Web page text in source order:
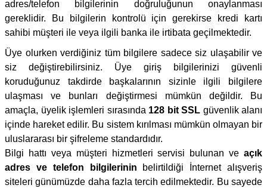
adres/telefon bilgilerinin doğruluğunun onaylanması
gereklidir. Bu bilgilerin kontrolü için gerekirse kredi kartı
sahibi müşteri ile veya ilgili banka ile irtibata geçilmektedir.
Üye olurken verdiğiniz tüm bilgilere sadece siz ulaşabilir ve
siz değiştirebilirsiniz. Üye giriş bilgilerinizi güvenli
koruduğunuz takdirde başkalarının sizinle ilgili bilgilere
ulaşması ve bunları değiştirmesi mümkün değildir. Bu
amaçla, üyelik işlemleri sırasında 128 bit SSL güvenlik alanı
içinde hareket edilir. Bu sistem kırılması mümkün olmayan bir
uluslararası bir şifreleme standardıdır.
Bilgi hattı veya müşteri hizmetleri servisi bulunan ve açık
adres ve telefon bilgilerinin belirtildiği İnternet alışveriş
siteleri günümüzde daha fazla tercih edilmektedir. Bu sayede